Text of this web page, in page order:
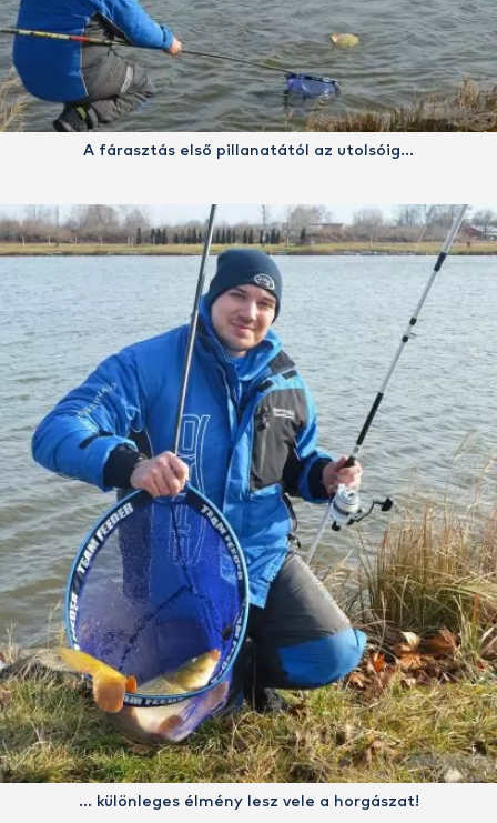
A fárasztás első pillanatától az utolsóig…
… különleges élmény lesz vele a horgászat!